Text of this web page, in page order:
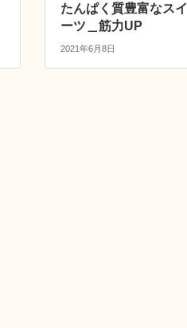
たんぱく質豊富なスイ
ーツ＿筋力UP
2021年6月8日